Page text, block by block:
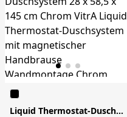
Liquid Thermostat-Duschsystem 28 x 58,5 x 145 cm Chrom